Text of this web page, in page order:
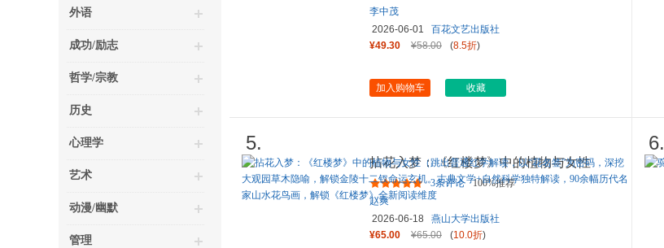
外语
成功/励志
哲学/宗教
历史
心理学
艺术
动漫/幽默
管理
李中茂
2026-06-01
百花文艺出版社
¥49.30
¥58.00 (8.5折)
加入购物车 收藏
5.
拈花入梦：《红楼梦》中的植物与女性
（跳出普通红学解读，以“花...
3条评论
100%推荐
赵爽
2026-06-18
燕山大学出版社
¥65.00
¥65.00 (10.0折)
6.